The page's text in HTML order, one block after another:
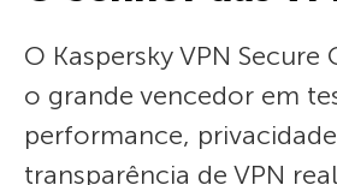
O Kaspersky VPN
o grande vencedor em
performance,
transparência de VPN